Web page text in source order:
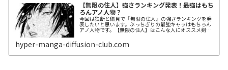
【無限の住人】強さランキング発表！最強はもち
ろんアノ人物？
今回は独断と偏見で『無限の住人』の強さランキングを発
表したいと思います。ぶっちぎりの最強キャラはもちろん
アノ人物です。【無限の住人】はこんな人にオススメ剣豪
な人【無限の住人】強さランキング...
hyper-manga-diffusion-club.com